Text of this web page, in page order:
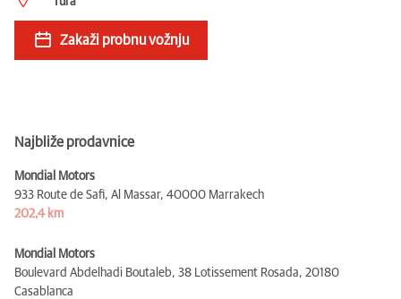
Zakaži probnu vožnju
Najbliže prodavnice
Mondial Motors
933 Route de Safi, Al Massar, 40000 Marrakech
202,4 km
Mondial Motors
Boulevard Abdelhadi Boutaleb, 38 Lotissement Rosada, 20180
Casablanca